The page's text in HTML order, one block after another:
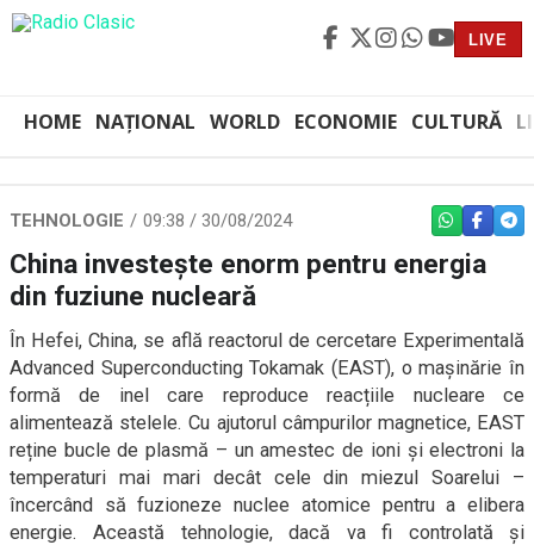
LIVE
HOME NAȚIONAL WORLD ECONOMIE CULTURĂ
TEHNOLOGIE 09:38 / 30/08/2024 WHATSAPP
China investește enorm pentru energia
din fuziune nucleară
În Hefei, China, se află reactorul de cercetare Experimentală
Advanced Superconducting Tokamak (EAST), o mașinărie în
formă de inel care reproduce reacțiile nucleare ce
alimentează stelele. Cu ajutorul câmpurilor magnetice, EAST
reține bucle de plasmă – un amestec de ioni și electroni la
temperaturi mai mari decât cele din miezul Soarelui –
încercând să fuzioneze nuclee atomice pentru a elibera
energie. Această tehnologie, dacă va fi controlată și